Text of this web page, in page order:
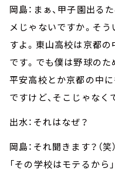
岡島：まぁ、甲子園出る
メじゃないですか。そ
すよ。東山高校は京都
です。でも僕は野球のた
平安高校とか京都の中
ですけど、そこじゃなく
出水：それはなぜ？
岡島：それ聞きます？（
「その学校はモテるから